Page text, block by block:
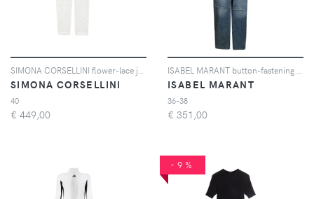
SIMONA CORSELLINI
40
€ 449,00
ISABEL MARANT
36-38
€ 351,00
-9%